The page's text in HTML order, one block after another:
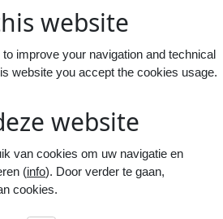
website
improve your navigation and technical
website you accept the cookies usage.
website
van cookies om uw navigatie en
(info). Door verder te gaan,
cookies.